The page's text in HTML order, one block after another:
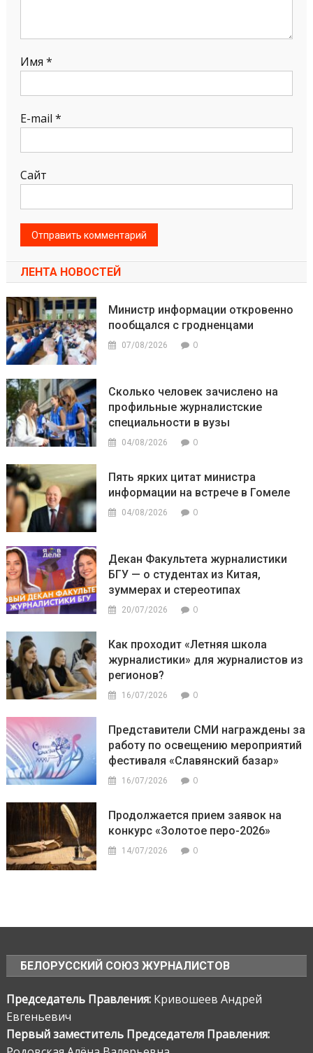
Имя *
E-mail *
Сайт
ЛЕНТА НОВОСТЕЙ
Министр информации откровенно
пообщался с гродненцами
07/08/2026 0
Сколько человек зачислено на
профильные журналистские
специальности в вузы
04/08/2026 0
Пять ярких цитат министра
информации на встрече в Гомеле
04/08/2026 0
Декан Факультета журналистики
БГУ — о студентах из Китая,
зуммерах и стереотипах
20/07/2026 0
Как проходит «Летняя школа
журналистики» для журналистов из
регионов?
16/07/2026 0
Представители СМИ награждены за
работу по освещению мероприятий
фестиваля «Славянский базар»
16/07/2026 0
Продолжается прием заявок на
конкурс «Золотое перо-2026»
14/07/2026 0
БЕЛОРУССКИЙ СОЮЗ ЖУРНАЛИСТОВ
Председатель Правления: Кривошеев Андрей
Евгеньевич
Первый заместитель Председателя Правления: